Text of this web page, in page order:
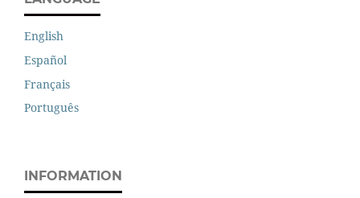
English
Español
Français
Português
INFORMATION